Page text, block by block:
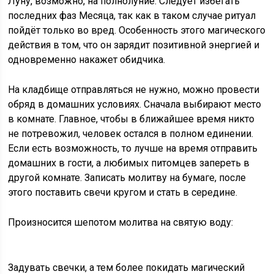
последних фаз Месяца, так как в таком случае ритуал
пойдёт только во вред. Особенность этого магического
действия в том, что он зарядит позитивной энергией и
одновременно накажет обидчика.
На кладбище отправляться не нужно, можно провести
обряд в домашних условиях. Сначала выбирают место
в комнате. Главное, чтобы в ближайшее время никто
не потревожил, человек остался в полном единении.
Если есть возможность, то лучше на время отправить
домашних в гости, а любимых питомцев запереть в
другой комнате. Записать молитву на бумаге, после
этого поставить свечи кругом и стать в середине.
Произносится шепотом молитва на святую воду:
Задувать свечки, а тем более покидать магический